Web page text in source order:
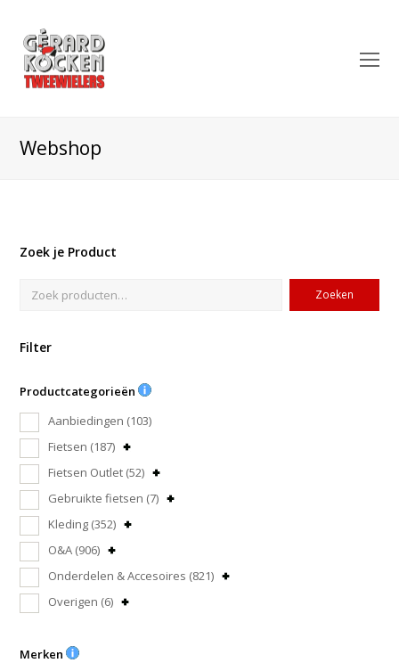
Webshop
Zoek je Product
Zoeken
Filter
Productcategorieën
Aanbiedingen (103)
Fietsen (187)
Fietsen Outlet (52)
Gebruikte fietsen (7)
Kleding (352)
O&A (906)
Onderdelen & Accesoires (821)
Overigen (6)
Merken